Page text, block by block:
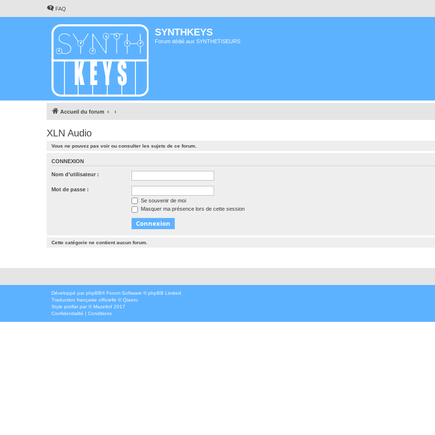
FAQ
SYNTHKEYS
Forum dédié aux SYNTHETISEURS
Accueil du forum
XLN Audio
Vous ne pouvez pas voir ou consulter les sujets de ce forum.
CONNEXION
Nom d’utilisateur :
Mot de passe :
Se souvenir de moi
Masquer ma présence lors de cette session
Cette catégorie ne contient aucun forum.
Développé par phpBB® Forum Software © phpBB Limited
Traduction française officielle ©Qiaeru
Style proflat par ©Mazeltof 2017
Confidentialité | Conditions